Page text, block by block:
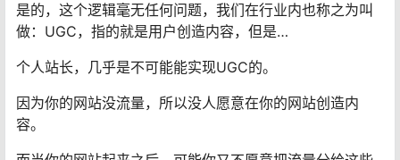
是的，这个逻辑毫无任何问题，我们在行业内也称之为叫
做：UGC，指的就是用户创造内容，但是…
个人站长，几乎是不可能能实现UGC的。
因为你的网站没流量，所以没人愿意在你的网站创造内
容。